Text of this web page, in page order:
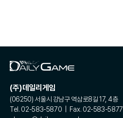
(주)데일리게임
(06250) 서울시 강남구 역삼로8길 17, 4층
Tel. 02-583-5870 | Fax. 02-583-5877